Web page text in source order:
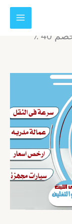
شركة نقل عفش من مكة الى الليث خصم 40 ٪